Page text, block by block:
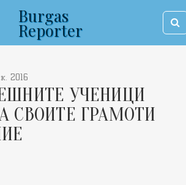
Burgas
Reporter
2016
УЧЕНИЦИ
СВОИТЕ ГРАМОТИ